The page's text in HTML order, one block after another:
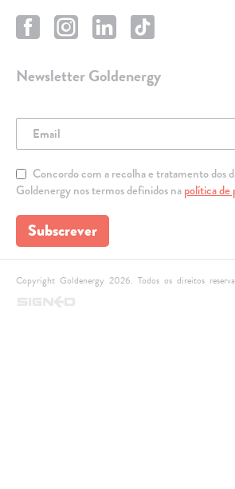
Newsletter Goldenergy
Concordo com a recolha e tratamento dos
Goldenergy nos termos definidos napolítica de
Subscrever
Copyright Goldenergy 2026. Todos os direitos